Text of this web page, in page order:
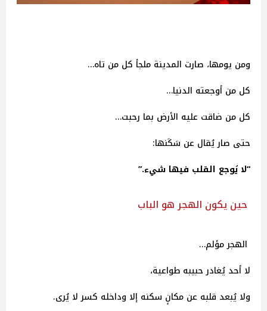
ومن يومها، صارت المدينة ملجأ كل من تاه…
كل من أوجعته الدنيا…
كل من ضاقت عليه الأرض بما رحبت…
حتى صار يُقال عن سَكَنها:
“لا يُوجع القلب فيها شيء.”
حين يكون الهجر هو الباب
الهجر مؤلم…
لا أحد يُغادر حبيبه طواعية،
ولا يُبعد قلبه عن مكانٍ سكنه إلا وداخله كسر لا يُرى.